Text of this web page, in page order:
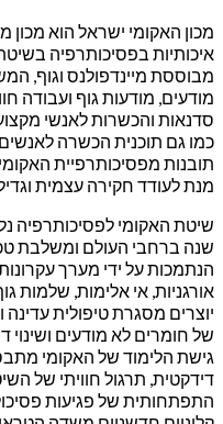
מכון האקומי ישראל הוא
איכותיות בפסיכותרפיה
מבוססת מיינדפולנס וגוף,
מודעים, מודעות גוף ועבודה
סדנאות והכשרות לאנשי
כמו גם תוכנית הכשרה לאנשים
תובנות מפסיכותרפיית
מנת לעודד חקירה עצמית
שיטת האקומי לפסיכותרפיה
שנה ברחבי העולם ומשלבת
הנתמכות על ידי מערך
אורגניות, אי אלימות, שלמות
יוצרים מסגרת טיפולית
של חומרים לא מודעים ושינוי
גישת הלימוד של האקומי
דידקטית, תרגול חוויתי של
התפתחותית של פגיעות